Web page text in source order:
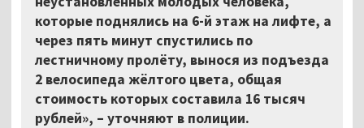
которые поднялись на 6-й этаж на лифте, а
через пять минут спустились по
лестничному пролёту, вынося из подъезда
2 велосипеда жёлтого цвета, общая
стоимость которых составила 16 тысяч
рублей», – уточняют в полиции.